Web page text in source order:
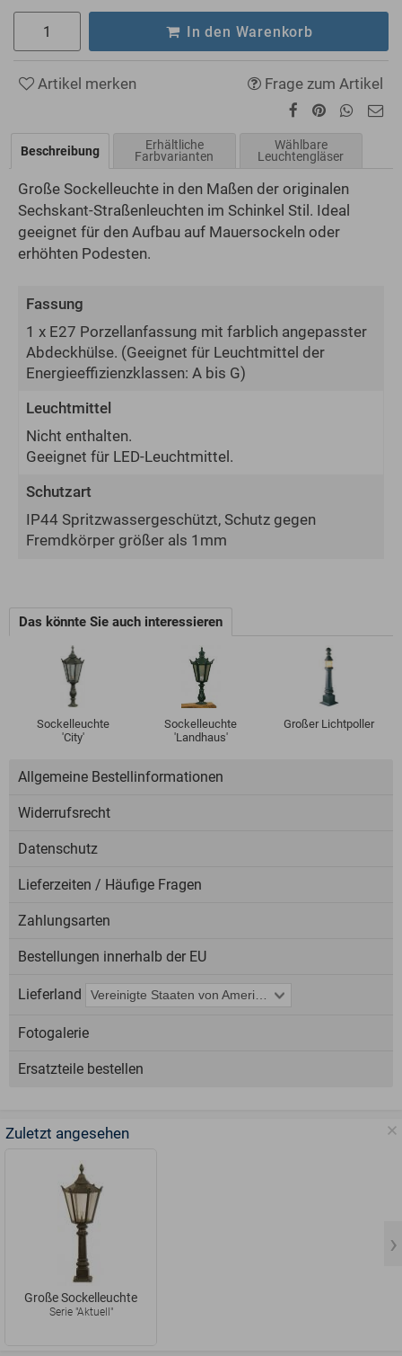
In den Warenkorb
Artikel merken Frage zum Artikel
Beschreibung
Erhältliche
Farbvarianten
Wählbare
Leuchtengläser
Große Sockelleuchte in den Maßen der originalen
Sechskant-Straßenleuchten im Schinkel Stil. Ideal
geeignet für den Aufbau auf Mauersockeln oder
erhöhten Podesten.
Fassung
1 x E27 Porzellanfassung mit farblich angepasster
Abdeckhülse. (Geeignet für Leuchtmittel der
Energie­effizienz­klassen: A bis G)
Leuchtmittel
Nicht enthalten.
Geeignet für LED-Leuchtmittel.
Schutzart
IP44 Spritzwassergeschützt, Schutz gegen
Fremdkörper größer als 1mm
Das könnte Sie auch interessieren
Sockelleuchte
'City'
Sockelleuchte
'Landhaus'
Großer Lichtpoller
Allgemeine Bestellinformationen
Widerrufsrecht
Datenschutz
Lieferzeiten / Häufige Fragen
Zahlungsarten
Bestellungen innerhalb der EU
Lieferland
Fotogalerie
Ersatzteile bestellen
Zuletzt angesehen
Große Sockelleuchte
Serie "Aktuell"